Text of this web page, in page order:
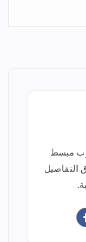
مبسط
التفاصيل